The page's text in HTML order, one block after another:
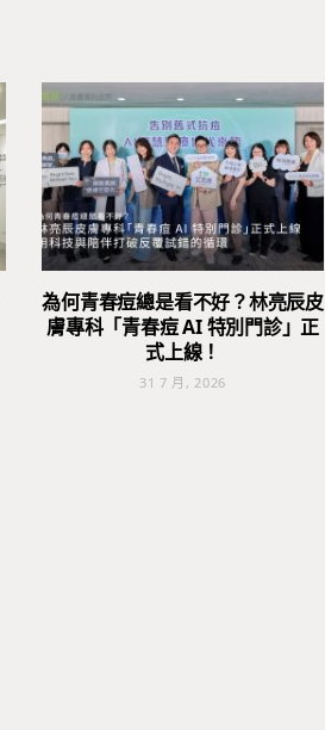
為何青春痘總是看不好？林亮辰皮
膚專科「青春痘 AI 特別門診」正
式上線！
31 7 月, 2026